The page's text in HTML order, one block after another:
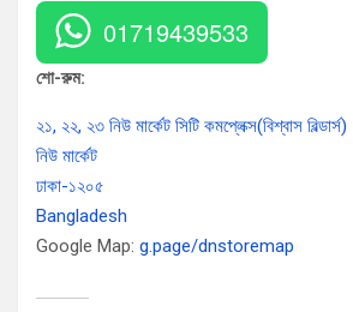
01719439533
শো-রুম:
২১, ২২, ২৩ নিউ মার্কেট সিটি কমপ্লেক্স(বিশ্বাস বিল্ডার্স)
নিউ মার্কেট
ঢাকা-১২০৫
Bangladesh
Google Map: g.page/dnstoremap